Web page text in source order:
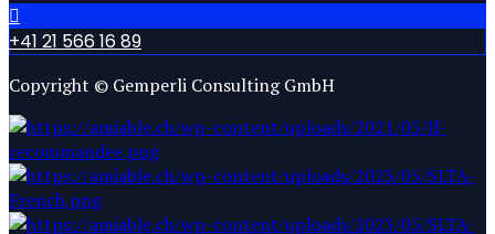
+41 21 566 16 89
Copyright © Gemperli Consulting GmbH